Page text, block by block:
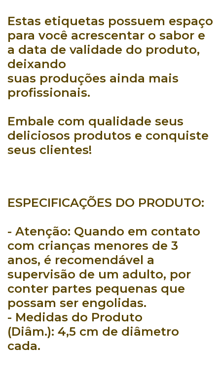
Estas etiquetas possuem espaço
para você acrescentar o sabor e
a data de validade do produto,
deixando
suas produções ainda mais
profissionais.
Embale com qualidade seus
deliciosos produtos e conquiste
seus clientes!
ESPECIFICAÇÕES DO PRODUTO:
- Atenção: Quando em contato
com crianças menores de 3
anos, é recomendável a
supervisão de um adulto, por
conter partes pequenas que
possam ser engolidas.
- Medidas do Produto
(Diâm.): 4,5 cm de diâmetro
cada.